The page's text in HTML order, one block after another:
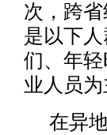
次，跨
是以下
们、年
业人员为
在异